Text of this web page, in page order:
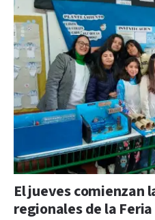
El jueves comienzan
regionales de la